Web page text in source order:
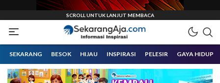
Sekarangaja
Informasi Inspirasi Malang Raya
SEKARANG BESOK HIJAU INSPIRASI PELESIR GAYA HIDUP